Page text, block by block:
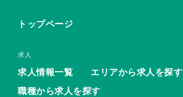
トップページ
求人
求人情報一覧
エリアから求人を探す
職種から求人を探す